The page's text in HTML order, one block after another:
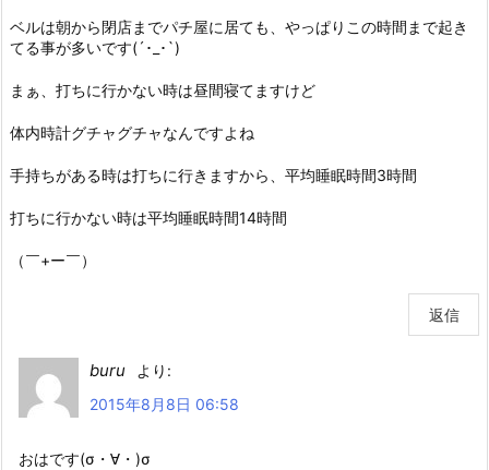
ベルは朝から閉店までパチ屋に居ても、やっぱりこの時間まで起き
てる事が多いです(´･_･`)
まぁ、打ちに行かない時は昼間寝てますけど
体内時計グチャグチャなんですよね
手持ちがある時は打ちに行きますから、平均睡眠時間3時間
打ちに行かない時は平均睡眠時間14時間
（￣+ー￣）
返信
buru
より:
2015年8月8日 06:58
おはです(σ・∀・)σ